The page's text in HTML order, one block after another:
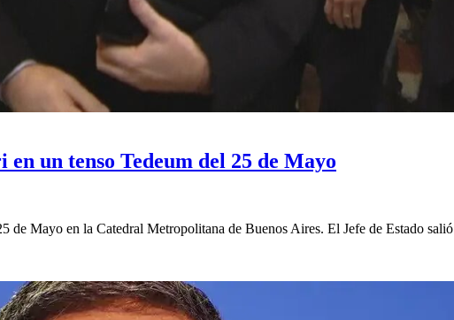
un tenso Tedeum del 25 de Mayo
Mayo en la Catedral Metropolitana de Buenos Aires. El Jefe de Estado salió